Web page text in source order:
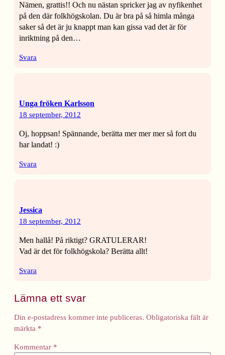
Nämen, grattis!! Och nu nästan spricker jag av nyfikenhet
på den där folkhögskolan. Du är bra på så himla många
saker så det är ju knappt man kan gissa vad det är för
inriktning på den…
Svara
Unga fröken Karlsson
18 september, 2012
Oj, hoppsan! Spännande, berätta mer mer mer så fort du
har landat! :)
Svara
Jessica
18 september, 2012
Men hallå! På riktigt? GRATULERAR!
Vad är det för folkhögskola? Berätta allt!
Svara
Lämna ett svar
Din e-postadress kommer inte publiceras. Obligatoriska fält är
märkta *
Kommentar *